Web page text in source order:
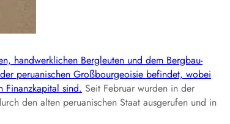
handwerklichen Bergleuten und dem Bergbau-
peruanischen Großbourgeoisie befindet, wobei
Finanzkapital sind. Seit Februar wurden in der
den alten peruanischen Staat ausgerufen und in